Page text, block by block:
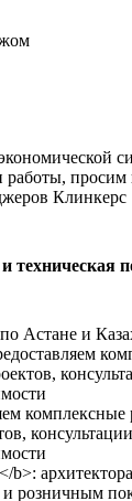
просим
Клинкерс
техническая
Астане и
комплексные